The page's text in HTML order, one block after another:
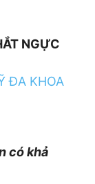
NGỰC
ĐA KHOA
có khả